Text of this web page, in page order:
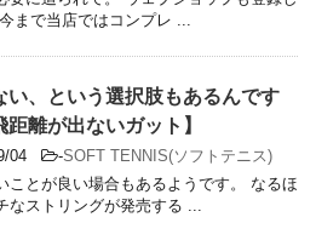
まで当店ではコンプレ ...
い、という選択肢もあるんです
距離が出ないガット】
04 -SOFT TENNIS(ソフトテニス)
ことが良い場合もあるようです。 なるほ
なストリングが発売する ...